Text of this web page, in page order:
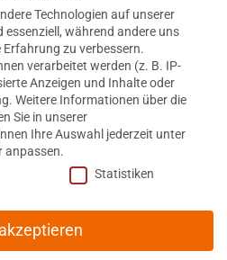
Technologien auf unserer
essenziell, während andere uns
Erfahrung zu verbessern.
verarbeitet werden (z. B. IP-
Anzeigen und Inhalte oder
Weitere Informationen über die
Sie in unserer
Ihre Auswahl jederzeit unter
anpassen.
Statistiken